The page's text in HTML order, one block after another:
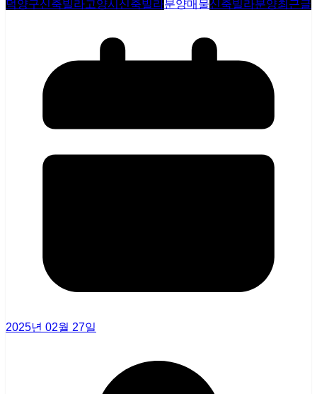
덕양구신축빌라고양시신축빌라분양매물신축빌라분양최근글
2025년 02월 27일